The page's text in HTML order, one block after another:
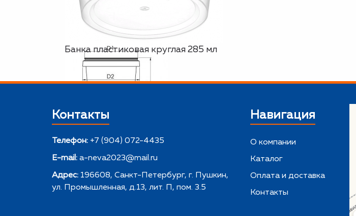
Банка пластиковая круглая 285 мл
Контакты
Телефон: +7 (904) 072-4435
E-mail: a-neva2023@mail.ru
Адрес: 196608, Санкт-Петербург, г. Пушкин,
ул. Промышленная, д.13, лит. П, пом. 3.5
Навигация
О компании
Каталог
Оплата и доставка
Контакты